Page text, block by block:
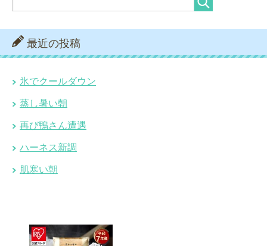
最近の投稿
氷でクールダウン
蒸し暑い朝
再び鴨さん遭遇
ハーネス新調
肌寒い朝